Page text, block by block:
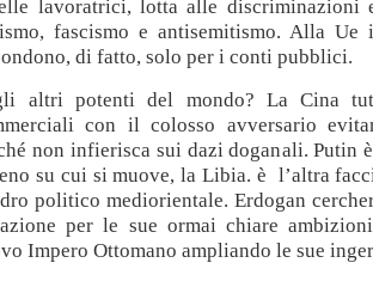
lavoratrici, lotta alle
fascismo e antisemitismo. Alla Ue
di fatto, solo per i conti pubblici.
altri potenti del mondo? La Cina
con il colosso avversario
non infierisca sui dazi doganali. Putin
su cui si muove, la Libia. è l’altra
politico mediorientale. Erdogan
per le sue ormai chiare
Impero Ottomano ampliando le sue